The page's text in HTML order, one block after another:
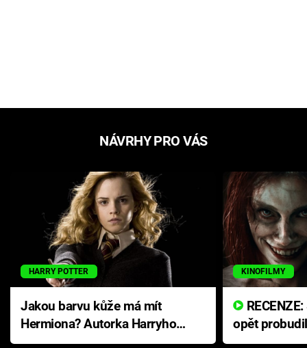
NÁVRHY PRO VÁS
HARRY POTTER
Jakou barvu kůže má mít
Hermiona? Autorka Harryho
Pottera přišla s ráznou
KINOFILMY
opět
přichází s